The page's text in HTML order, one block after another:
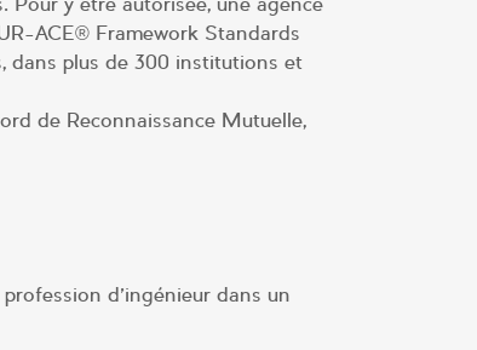
ACE® Framework Standards
dans plus de 300 institutions et
de Reconnaissance Mutuelle,
d’ingénieur dans un